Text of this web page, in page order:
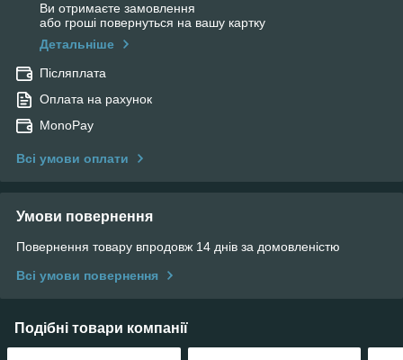
Ви отримаєте замовлення
або гроші повернуться на вашу картку
Детальніше
Післяплата
Оплата на рахунок
MonoPay
Всі умови оплати
Умови повернення
Повернення товару впродовж 14 днів за домовленістю
Всі умови повернення
Подібні товари компанії